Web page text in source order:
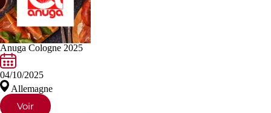
Anuga Cologne 2025
04/10/2025
Allemagne
Voir